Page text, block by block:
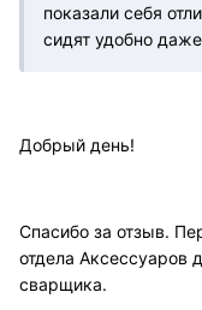
показали себя
сидят удобно
Добрый день!
Спасибо за отзыв.
отдела Аксессуаров
сварщика.